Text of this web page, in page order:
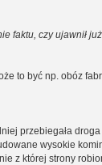
faktu, czy ujawnił
to być np. obóz
przebiegała
wysokie
z której strony